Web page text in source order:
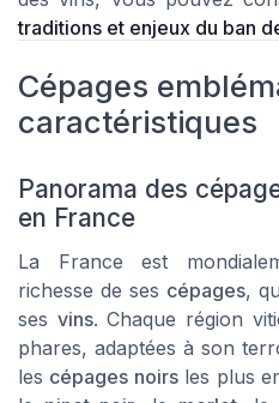
traditions et enjeux du ban
Cépages
caractéristiques
Panorama des
en France
La France est
richesse de ses cépages,
ses vins. Chaque région
phares, adaptées à son
les cépages noirsles plus